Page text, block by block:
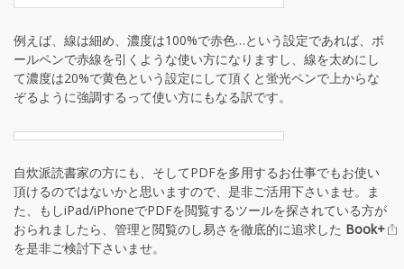
例えば、線は細め、濃度は100%で赤色…という設定であれば、ボ
ールペンで赤線を引くような使い方になりますし、線を太めにし
て濃度は20%で黄色という設定にして頂くと蛍光ペンで上からな
ぞるように強調するって使い方にもなる訳です。
自炊派読書家の方にも、そしてPDFを多用するお仕事でもお使い
頂けるのではないかと思いますので、是非ご活用下さいませ。ま
た、もしiPad/iPhoneでPDFを閲覧するツールを探されている方が
おられましたら、管理と閲覧のし易さを徹底的に追求した Book+
を是非ご検討下さいませ。